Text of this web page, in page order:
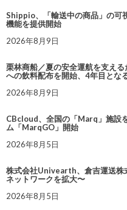
Shippio、「輸送中の商品」の可
機能を提供開始
2026年8月9日
栗林商船／夏の安全運航を支え
への飲料配布を開始、4年目とな
2026年8月9日
CBcloud、全国の「Marq」施設
ム「MarqGO」開始
2026年8月5日
株式会社Univearth、倉吉運送株
ネットワークを拡大〜
2026年8月5日